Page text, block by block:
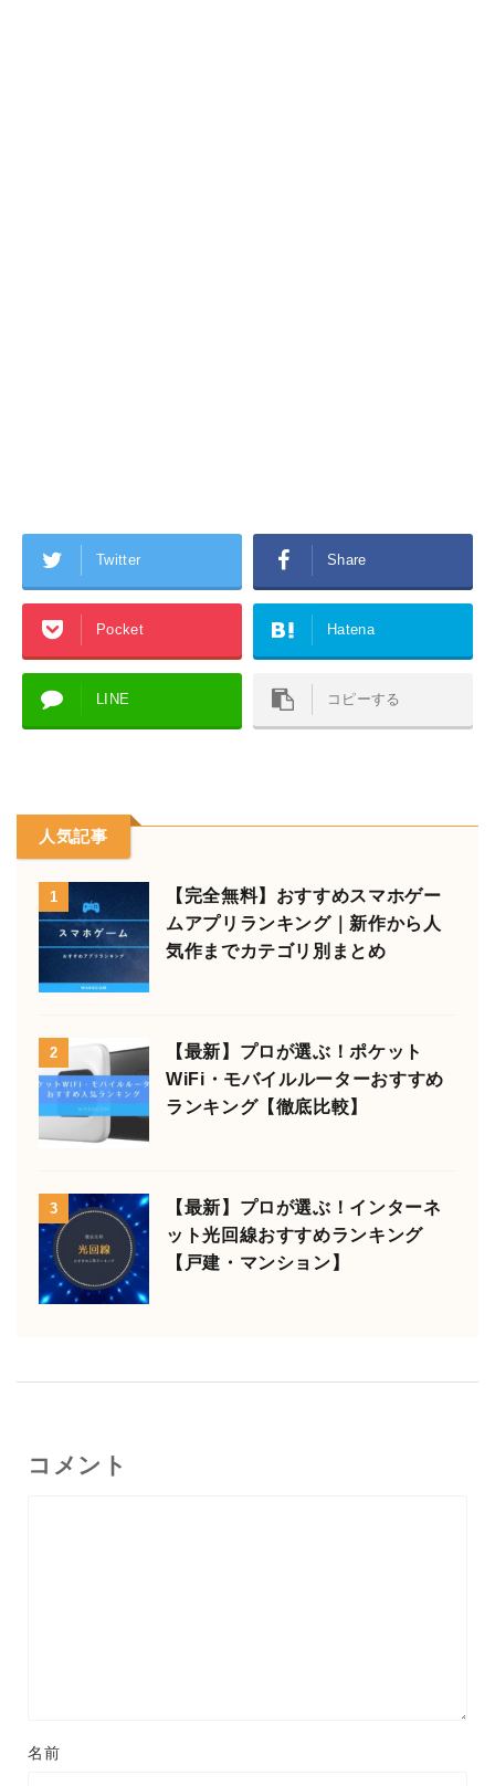
Twitter Share
Pocket Hatena
LINE コピーする
人気記事
1
【完全無料】おすすめスマホゲー
ムアプリランキング｜新作から人
気作までカテゴリ別まとめ
2
【最新】プロが選ぶ！ポケット
WiFi・モバイルルーターおすすめ
ランキング【徹底比較】
3
【最新】プロが選ぶ！インターネ
ット光回線おすすめランキング
【戸建・マンション】
コメント
名前